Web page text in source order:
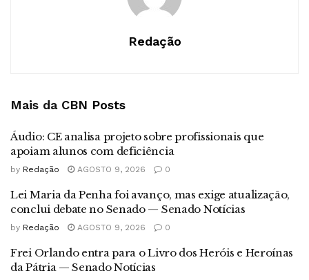
Redação
Mais da CBN Posts
Áudio: CE analisa projeto sobre profissionais que
apoiam alunos com deficiência
by Redação AGOSTO 9, 2026 0
Lei Maria da Penha foi avanço, mas exige atualização,
conclui debate no Senado — Senado Notícias
by Redação AGOSTO 9, 2026 0
Frei Orlando entra para o Livro dos Heróis e Heroínas
da Pátria — Senado Notícias